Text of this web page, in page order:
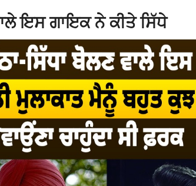
ਇਸ ਗਾਇਕ ਨੇ ਕੀਤੇ ਸਿੱਧੇ